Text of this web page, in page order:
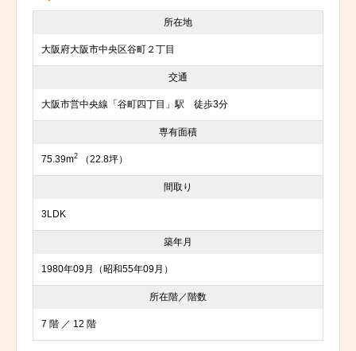
所在地
大阪府大阪市中央区谷町２丁目
交通
大阪市営中央線「谷町四丁目」駅 徒歩3分
専有面積
75.39m2 （22.8坪）
間取り
3LDK
築年月
1980年09月（昭和55年09月）
所在階／階数
7 階 ／ 12 階